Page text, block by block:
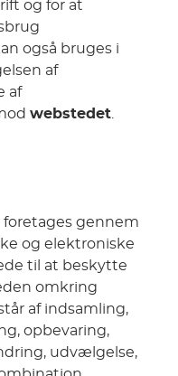
og for at
også bruges i
af
af
webstedet
foretages gennem
og elektroniske
til at beskytte
omkring
af indsamling,
opbevaring,
udvælgelse,